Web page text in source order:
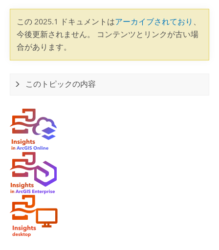
この 2025.1 ドキュメントはアーカイブされており 、
今後更新されません。 コンテンツとリンクが古い場
合があります。
このトピックの内容